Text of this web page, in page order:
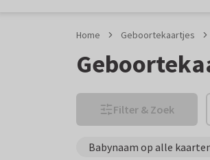
Home Geboortekaartjes
Filter & Zoek
Babynaam op alle